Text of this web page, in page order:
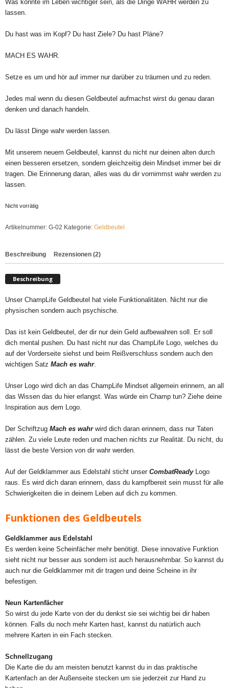
Was könnte im Leben wichtiger sein, als die Dinge WAHR werden zu
lassen.
Du hast was im Kopf? Du hast Ziele? Du hast Pläne?
MACH ES WAHR.
Setze es um und hör auf immer nur darüber zu träumen und zu reden.
Jedes mal wenn du diesen Geldbeutel aufmachst wirst du genau daran
denken und danach handeln.
Du lässt Dinge wahr werden lassen.
Mit unserem neuem Geldbeutel, kannst du nicht nur deinen alten durch
einen besseren ersetzen, sondern gleichzeitig dein Mindset immer bei dir
tragen. Die Erinnerung daran, alles was du dir vornimmst wahr werden zu
lassen.
Nicht vorrätig
Artikelnummer: G-02 Kategorie: Geldbeutel
Beschreibung Rezensionen (2)
Beschreibung
Unser ChampLife Geldbeutel hat viele Funktionalitäten. Nicht nur die
physischen sondern auch psychische.
Das ist kein Geldbeutel, der dir nur dein Geld aufbewahren soll. Er soll
dich mental pushen. Du hast nicht nur das ChampLife Logo, welches du
auf der Vorderseite siehst und beim Reißverschluss sondern auch den
wichtigen Satz Mach es wahr.
Unser Logo wird dich an das ChampLife Mindset allgemein erinnern, an all
das Wissen das du hier erlangst. Was würde ein Champ tun? Ziehe deine
Inspiration aus dem Logo.
Der Schriftzug Mach es wahrwird dich daran erinnern, dass nur Taten
zählen. Zu viele Leute reden und machen nichts zur Realität. Du nicht, du
lässt die beste Version von dir wahr werden.
Auf der Geldklammer aus Edelstahl sticht unser CombatReadyLogo
raus. Es wird dich daran erinnern, dass du kampfbereit sein musst für alle
Schwierigkeiten die in deinem Leben auf dich zu kommen.
Funktionen des Geldbeutels
Geldklammer aus Edelstahl
Es werden keine Scheinfächer mehr benötigt. Diese innovative Funktion
sieht nicht nur besser aus sondern ist auch herausnehmbar. So kannst du
auch nur die Geldklammer mit dir tragen und deine Scheine in ihr
befestigen.
Neun Kartenfächer
So wirst du jede Karte von der du denkst sie sei wichtig bei dir haben
können. Falls du noch mehr Karten hast, kannst du natürlich auch
mehrere Karten in ein Fach stecken.
Schnellzugang
Die Karte die du am meisten benutzt kannst du in das praktische
Kartenfach an der Außenseite stecken um sie jederzeit zur Hand zu